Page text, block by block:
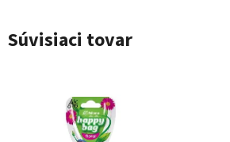
Súvisiaci tovar